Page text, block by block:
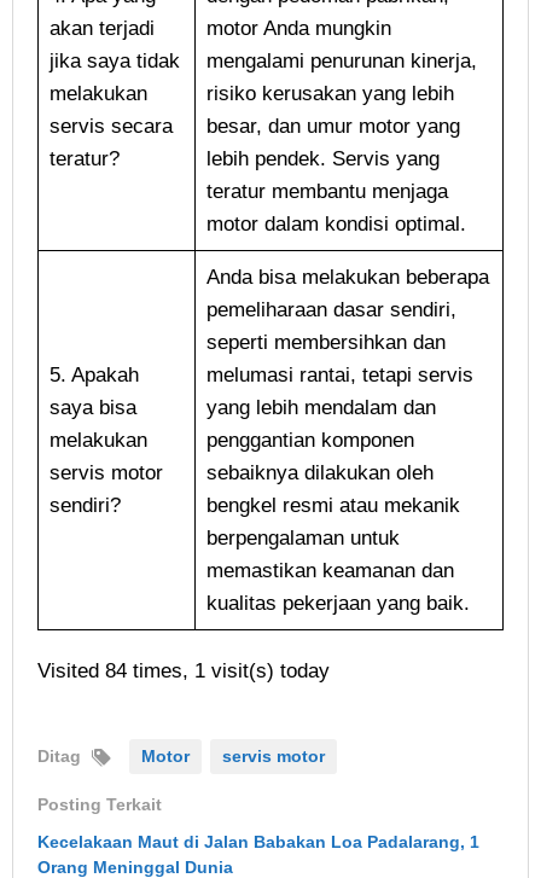
akan terjadi
jika saya tidak
melakukan
servis secara
teratur?
motor Anda mungkin
mengalami penurunan kinerja,
risiko kerusakan yang lebih
besar, dan umur motor yang
lebih pendek. Servis yang
teratur membantu menjaga
motor dalam kondisi optimal.
5. Apakah
saya bisa
melakukan
servis motor
sendiri?
Anda bisa melakukan beberapa
pemeliharaan dasar sendiri,
seperti membersihkan dan
melumasi rantai, tetapi servis
yang lebih mendalam dan
penggantian komponen
sebaiknya dilakukan oleh
bengkel resmi atau mekanik
berpengalaman untuk
memastikan keamanan dan
kualitas pekerjaan yang baik.
Visited 84 times, 1 visit(s) today
Ditag Motor servis motor
Posting Terkait
Kecelakaan Maut di Jalan Babakan Loa Padalarang, 1
Orang Meninggal Dunia